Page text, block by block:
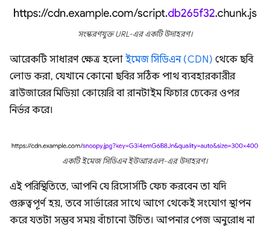
সংস্করণযুক্ত URL-এর একটি উদাহরণ।
আরেকটি সাধারণ ক্ষেত্র হলো ইমেজ সিডিএন (CDN) থেকে ছবি
লোড করা, যেখানে কোনো ছবির সঠিক পাথ ব্যবহারকারীর
ব্রাউজারের মিডিয়া কোয়েরি বা রানটাইম ফিচার চেকের ওপর
নির্ভর করে।
একটি ইমেজ সিডিএন ইউআরএল-এর উদাহরণ।
এই পরিস্থিতিতে, আপনি যে রিসোর্সটি ফেচ করবেন তা যদি
গুরুত্বপূর্ণ হয়, তবে সার্ভারের সাথে আগে থেকেই সংযোগ স্থাপন
করে যতটা সম্ভব সময় বাঁচানো উচিত। আপনার পেজ অনুরোধ না